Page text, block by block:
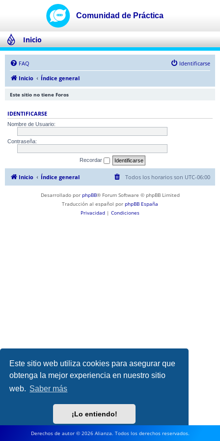
Este sitio web utiliza cookies para asegurar que
obtenga la mejor experiencia en nuestro sitio
web. Saber más
¡Lo entiendo!
Inicio
FAQ
Identificarse
Inicio
Índice general
Este sitio no tiene Foros
IDENTIFICARSE
Nombre de Usuario:
Contraseña:
Recordar
Inicio Índice general Todos los horarios son UTC-06:00
Desarrollado por phpBB® Forum Software © phpBB Limited
Traducción al español por phpBB España
Privacidad | Condiciones
Derechos de autor © 2026 Alianza. Todos los derechos reservados.